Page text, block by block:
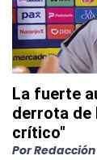
La fuerte
derrota de
crítico"
Por